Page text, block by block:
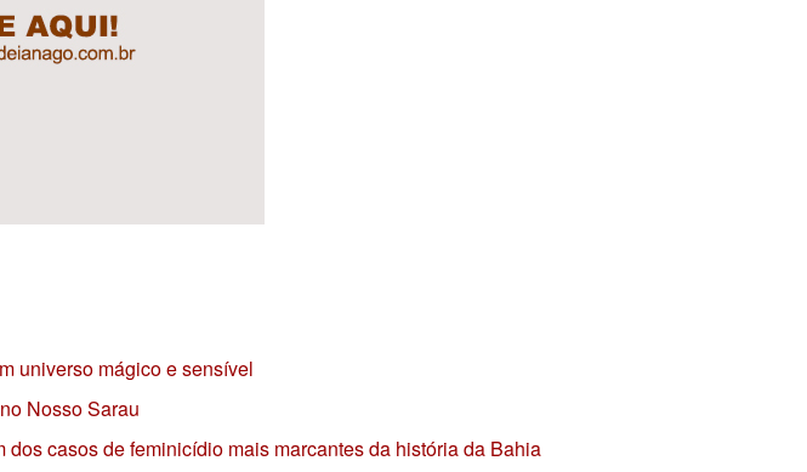
universo mágico e sensível
Nosso Sarau
casos de feminicídio mais marcantes da história da Bahia